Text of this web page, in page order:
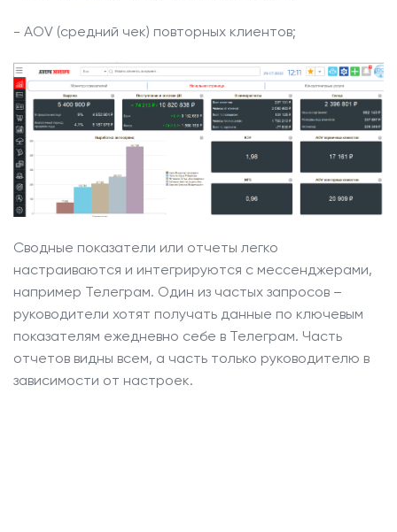
- AOV (средний чек) повторных клиентов;
Сводные показатели или отчеты легко
настраиваются и интегрируются с мессенджерами,
например Телеграм. Один из частых запросов –
руководители хотят получать данные по ключевым
показателям ежедневно себе в Телеграм. Часть
отчетов видны всем, а часть только руководителю в
зависимости от настроек.